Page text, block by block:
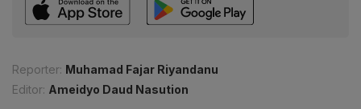
Reporter: Muhamad Fajar Riyandanu
Editor: Ameidyo Daud Nasution